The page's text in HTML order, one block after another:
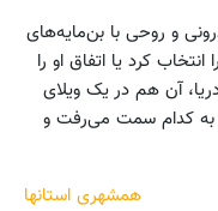
و روحی با بن‌مایه‌های
کرد یا اتفاق او را
آن هم در یک ویلای
کدام سمت می‌رفت و
همشهری استانها